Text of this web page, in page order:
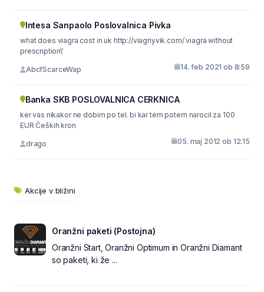
Intesa Sanpaolo Poslovalnica Pivka
what does viagra cost in uk http://viagriyvik.com/ viagra without
prescription\'
AbcfScarceWap 14. feb 2021 ob 8:59
Banka SKB POSLOVALNICA CERKNICA
ker vas nikakor ne dobim po tel. bi kar tem potem narocil za 100
EUR Čeških kron
drago 05. maj 2012 ob 12:15
Akcije v bližini
Oranžni paketi (Postojna)
Oranžni Start, Oranžni Optimum in Oranžni Diamant
so paketi, ki že ...